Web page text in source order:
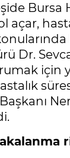
Bursa
açar,
Dr.
için